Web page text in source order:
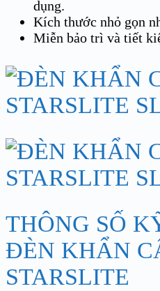
dụng.
Kích thước nhỏ gọn
Miễn bảo trì và tiết
THÔNG SỐ
ĐÈN KHẨN
STARSLITE